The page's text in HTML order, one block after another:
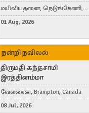
மயிலியதனை, நெடுங்கேணி,
கம்பர்மலை
01 Aug, 2026
நன்றி நவிலல்
திருமதி கந்தசாமி
இரத்தினம்மா
வேலணை, Brampton, Canada
08 Jul, 2026